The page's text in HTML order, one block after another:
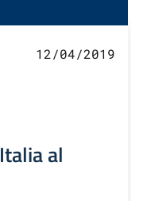
12/04/2019
al